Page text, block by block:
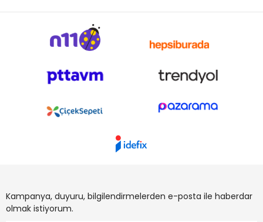
Kampanya, duyuru, bilgilendirmelerden e-posta ile haberdar
olmak istiyorum.